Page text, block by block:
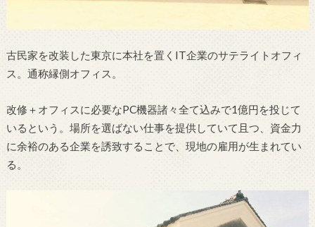
古民家を改装した東京に本社を置くIT企業のサテライトオフィ
ス。通称縁側オフィス。
改修＋オフィスに必要なPC機器諸々全て込みで1億円を投じて
いるという。場所を選ばない仕事を提供していて且つ、資金力
に余裕のある企業を誘致することで、現地の雇用が生まれてい
る。